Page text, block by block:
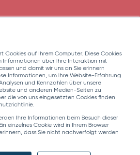
Cookies auf Ihrem Computer. Diese Cookies
Informationen über Ihre Interaktion mit
und damit wir uns an Sie erinnern
Informationen, um Ihre Website-Erfahrung
und Kennzahlen über unsere
und anderen Medien-Seiten zu
die von uns eingesetzten Cookies finden
Ihre Informationen beim Besuch dieser
einzelnes Cookie wird in Ihrem Browser
dass Sie nicht nachverfolgt werden